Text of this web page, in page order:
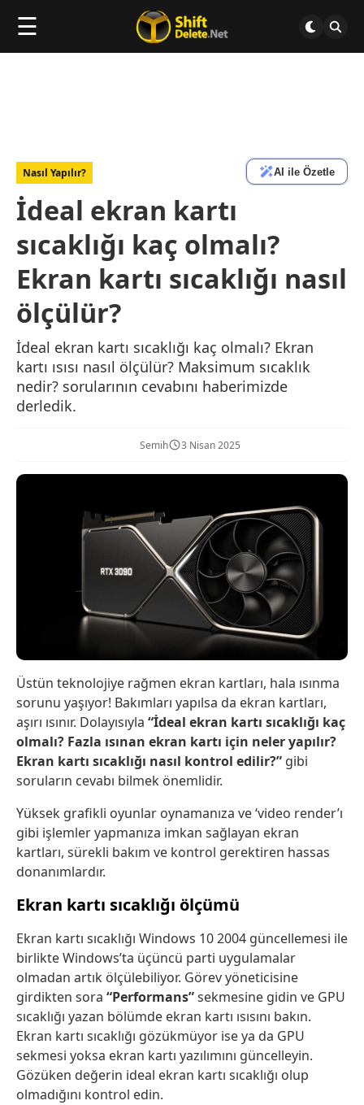
☰
Nasıl Yapılır? AI ile Özetle
İdeal ekran kartı
sıcaklığı kaç olmalı?
Ekran kartı sıcaklığı nasıl
ölçülür?
İdeal ekran kartı sıcaklığı kaç olmalı? Ekran
kartı ısısı nasıl ölçülür? Maksimum sıcaklık
nedir? sorularının cevabını haberimizde
derledik.
Semih 3 Nisan 2025
Üstün teknolojiye rağmen ekran kartları, hala ısınma
sorunu yaşıyor! Bakımları yapılsa da ekran kartları,
aşırı ısınır. Dolayısıyla “İdeal ekran kartı sıcaklığı kaç
olmalı? Fazla ısınan ekran kartı için neler yapılır?
Ekran kartı sıcaklığı nasıl kontrol edilir?” gibi
soruların cevabı bilmek önemlidir.
Yüksek grafikli oyunlar oynamanıza ve ‘video render’ı
gibi işlemler yapmanıza imkan sağlayan ekran
kartları, sürekli bakım ve kontrol gerektiren hassas
donanımlardır.
Ekran kartı sıcaklığı ölçümü
Ekran kartı sıcaklığı Windows 10 2004 güncellemesi ile
birlikte Windows’ta üçüncü parti uygulamalar
olmadan artık ölçülebiliyor. Görev yöneticisine
girdikten sora “Performans”sekmesine gidin ve GPU
sıcaklığı yazan bölümde ekran kartı ısısını bakın.
Ekran kartı sıcaklığı gözükmüyor ise ya da GPU
sekmesi yoksa ekran kartı yazılımını güncelleyin.
Gözüken değerin ideal ekran kartı sıcaklığı olup
olmadığını kontrol edin.